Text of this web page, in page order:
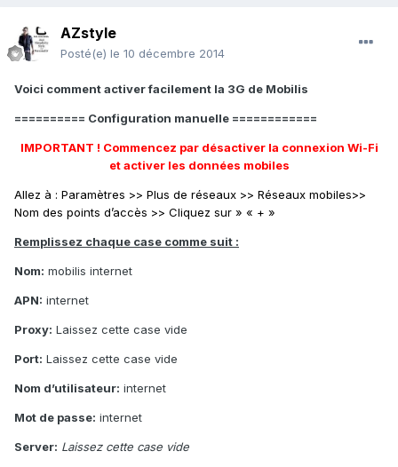
AZstyle
Posté(e) le 10 décembre 2014
Voici comment activer facilement la 3G de Mobilis
========== Configuration manuelle ============
IMPORTANT ! Commencez par désactiver la connexion Wi-Fi
et activer les données mobiles
Allez à : Paramètres >> Plus de réseaux >> Réseaux mobiles>>
Nom des points d’accès >> Cliquez sur » « + »
Remplissez chaque case comme suit :
Nom: mobilis internet
APN: internet
Proxy: Laissez cette case vide
Port: Laissez cette case vide
Nom d’utilisateur: internet
Mot de passe: internet
Server: Laissez cette case vide